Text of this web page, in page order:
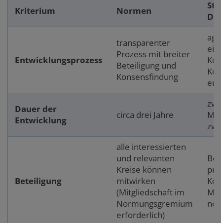
Kriterium Normen
Entwicklungsprozess
transparenter
Prozess mit breiter
Beteiligung und
Konsensfindung
Dauer der
Entwicklung
circa drei Jahre
Beteiligung
alle interessierten
und relevanten
Kreise können
mitwirken
(Mitgliedschaft im
Normungsgremium
erforderlich)